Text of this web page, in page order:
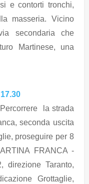
e contorti tronchi,
masseria. Vicino
secondaria che
Martinese, una
17.30
la strada
seconda uscita
proseguire per 8
FRANCA -
direzione Taranto,
Grottaglie,